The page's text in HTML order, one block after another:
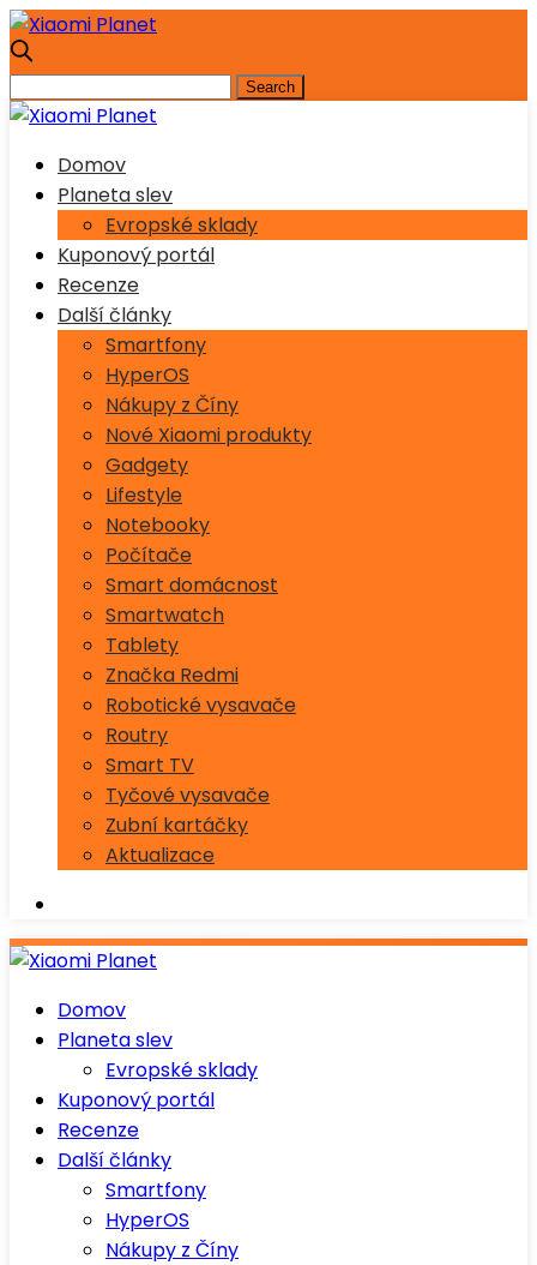
Domov
Planeta slev
Evropské sklady
Kuponový portál
Recenze
Další články
Smartfony
HyperOS
Nákupy z Číny
Nové Xiaomi produkty
Gadgety
Lifestyle
Notebooky
Počítače
Smart domácnost
Smartwatch
Tablety
Značka Redmi
Robotické vysavače
Routry
Smart TV
Tyčové vysavače
Zubní kartáčky
Aktualizace
Domov
Planeta slev
Evropské sklady
Kuponový portál
Recenze
Další články
Smartfony
HyperOS
Nákupy z Číny